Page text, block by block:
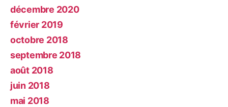
décembre 2020
février 2019
octobre 2018
septembre 2018
août 2018
juin 2018
mai 2018